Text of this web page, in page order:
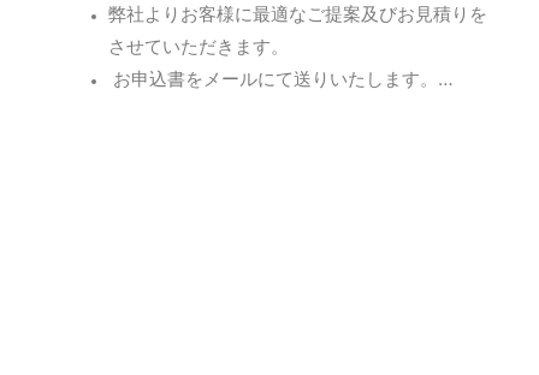
弊社よりお客様に最適なご提案及びお見積りを
させていただきます。
お申込書をメールにて送りいたします。…